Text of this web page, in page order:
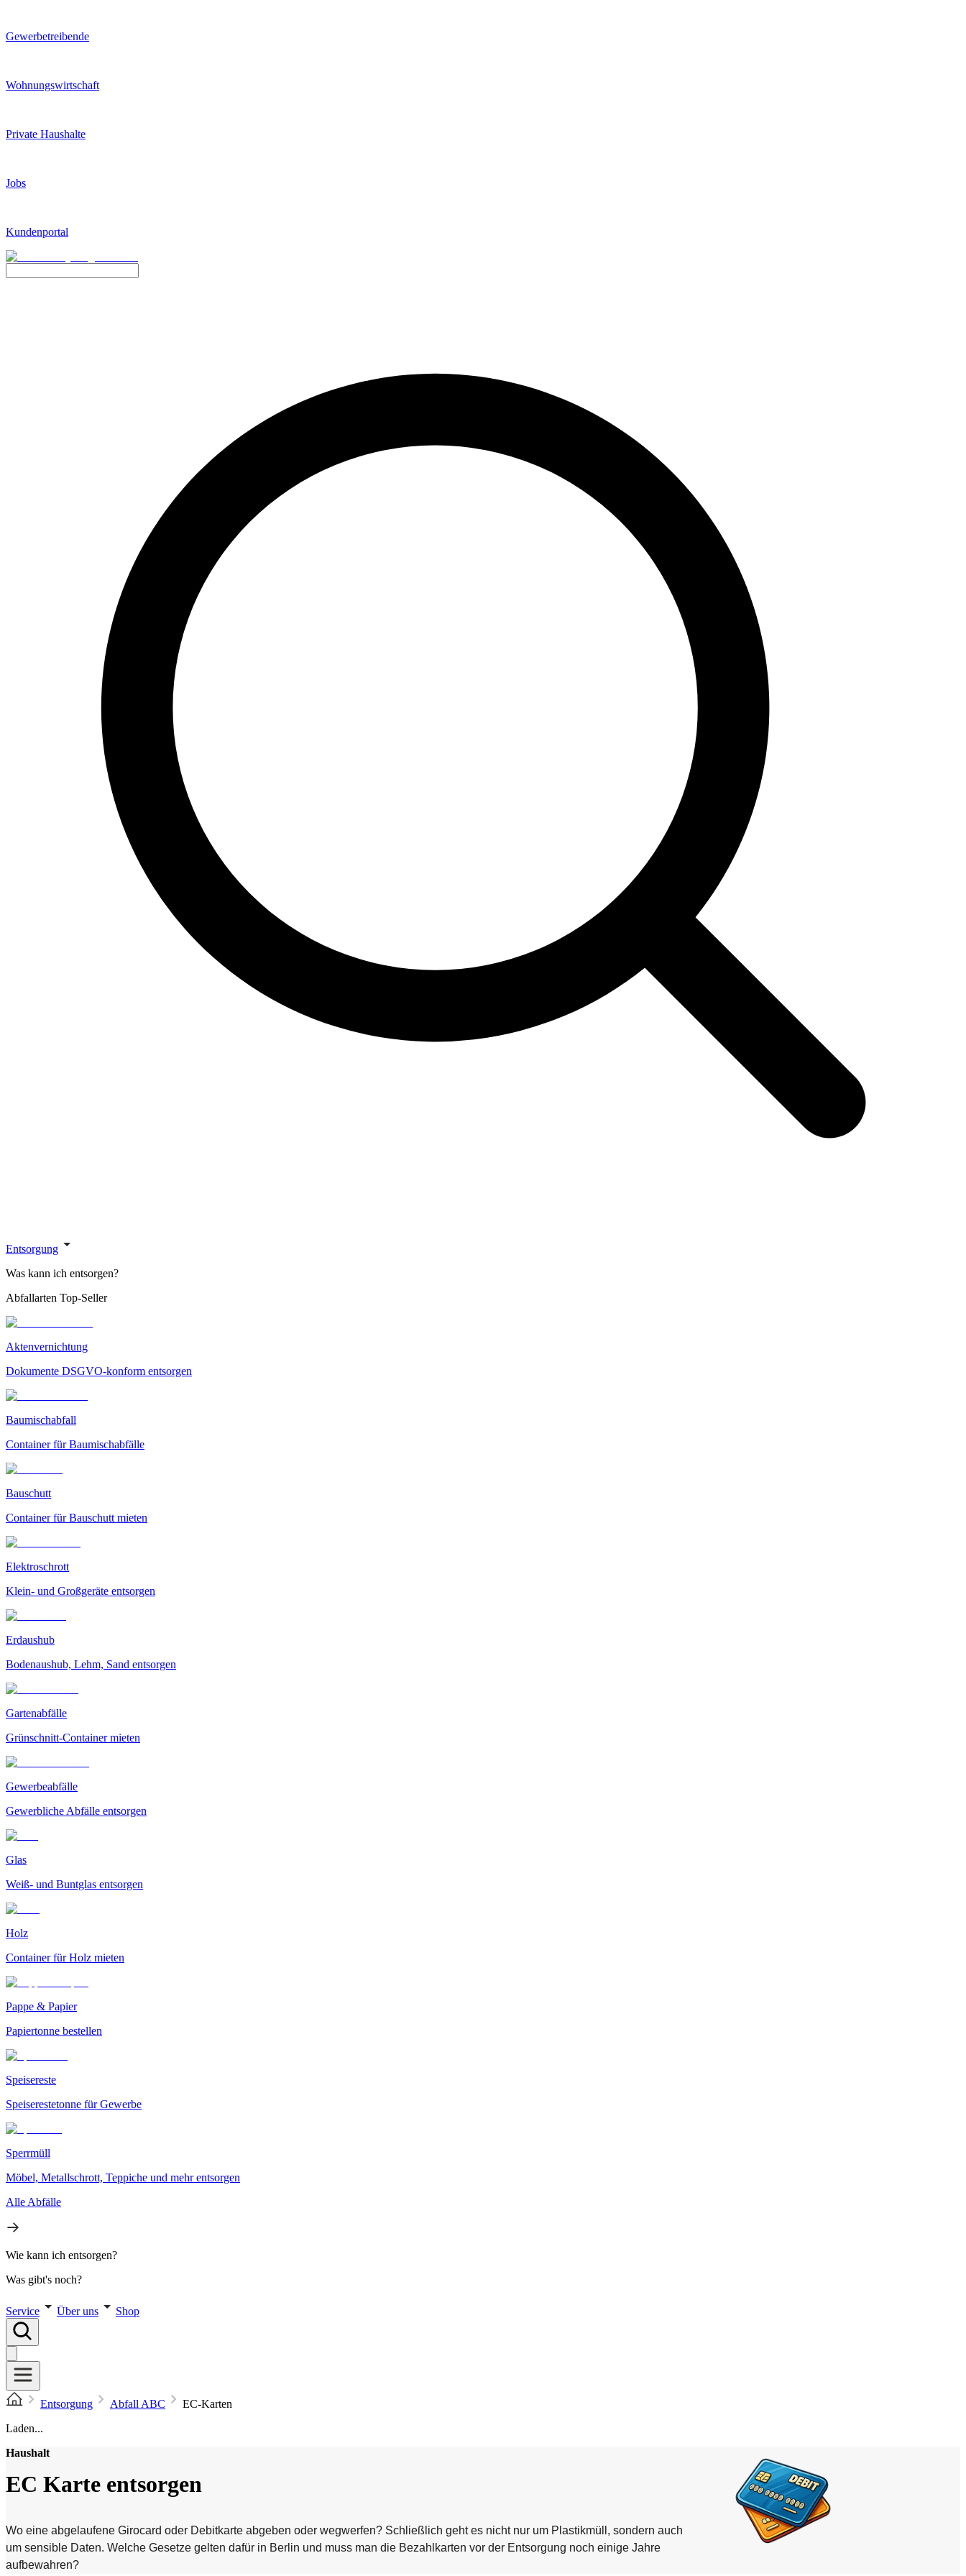
Gewerbetreibende
Wohnungswirtschaft
Private Haushalte
Jobs
Kundenportal
Entsorgung
Was kann ich entsorgen?
Abfallarten Top-Seller
Aktenvernichtung
Dokumente DSGVO-konform entsorgen
Baumischabfall
Container für Baumischabfälle
Bauschutt
Container für Bauschutt mieten
Elektroschrott
Klein- und Großgeräte entsorgen
Erdaushub
Bodenaushub, Lehm, Sand entsorgen
Gartenabfälle
Grünschnitt-Container mieten
Gewerbeabfälle
Gewerbliche Abfälle entsorgen
Glas
Weiß- und Buntglas entsorgen
Holz
Container für Holz mieten
Pappe & Papier
Papiertonne bestellen
Speisereste
Speiserestetonne für Gewerbe
Sperrmüll
Möbel, Metallschrott, Teppiche und mehr entsorgen
Alle Abfälle
Wie kann ich entsorgen?
Was gibt's noch?
Service Über uns Shop
Entsorgung Abfall ABC
EC-Karten
Laden...
Haushalt
EC Karte entsorgen
Wo eine abgelaufene Girocard oder Debitkarte abgeben oder wegwerfen? Schließlich geht es nicht nur um Plastikmüll, sondern auch
um sensible Daten. Welche Gesetze gelten dafür in Berlin und muss man die Bezahlkarten vor der Entsorgung noch einige Jahre
aufbewahren?